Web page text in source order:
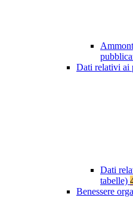
Dati relativi ai
Dati
tabelle)
Benessere